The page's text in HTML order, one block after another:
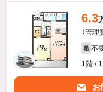
6.3
（管理
敷 不
1階 /
お